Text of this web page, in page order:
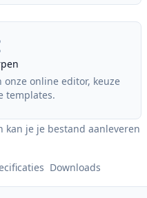
online editor, keuze
templates.
je je bestand aanleveren
Downloads